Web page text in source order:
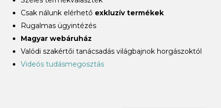
Csak nálunk elérhető exkluzív termékek
Rugalmas ügyintézés
Magyar webáruház
Valódi szakértői tanácsadás világbajnok horgászoktól
Videós tudásmegosztás